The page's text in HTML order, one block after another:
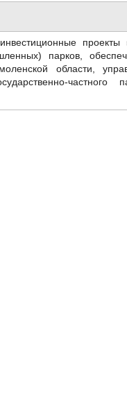
парков,
области,
частного